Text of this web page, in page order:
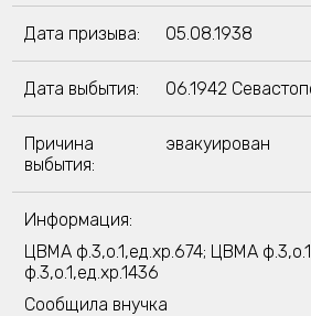
Дата призыва: 05.08.1938
Дата выбытия: 06.1942
Причина
выбытия:
эвакуирован
Информация:
ЦВМА ф.3,о.1,ед.хр.674; ЦВМА
ф.3,о.1,ед.хр.1436
Сообщила внучка